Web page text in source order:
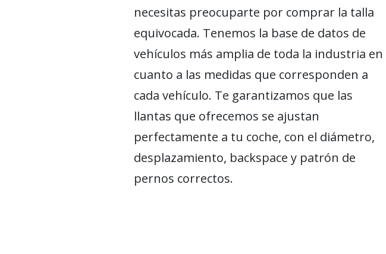
necesitas preocuparte por comprar la talla
equivocada. Tenemos la base de datos de
vehículos más amplia de toda la industria en
cuanto a las medidas que corresponden a
cada vehículo. Te garantizamos que las
llantas que ofrecemos se ajustan
perfectamente a tu coche, con el diámetro,
desplazamiento, backspace y patrón de
pernos correctos.